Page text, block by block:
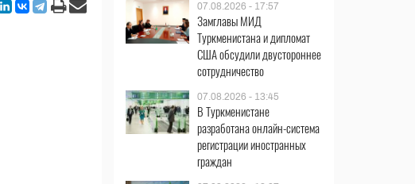
07.08.2026 - 17:57
Замглавы МИД
Туркменистана и дипломат
США обсудили двустороннее
сотрудничество
07.08.2026 - 13:45
В Туркменистане
разработана онлайн-система
регистрации иностранных
граждан